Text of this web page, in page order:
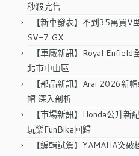
秒殺完售
【新車發表】不到35萬買
SV-7 GX
【車廠新訊】Royal
北市中山區
【部品新訊】Arai 2026新
帽 深入剖析
【市場新訊】Honda公升
玩樂FunBike回歸
【編輯試駕】YAMAHA突